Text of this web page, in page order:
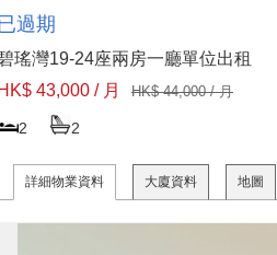
過期
瑤灣19-24座兩房一廳單位出租
HK$ 43,000 / 月
HK$ 44,000 / 月
2 2
詳細物業資料 大廈資料 地圖